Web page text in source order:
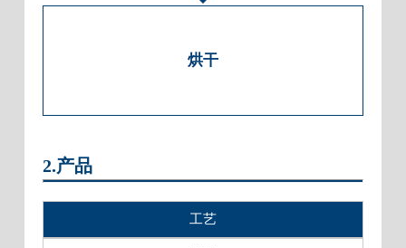
烘干
2.产品
工艺